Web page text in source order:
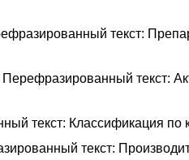
текст:
Перефразированный текст:
текст: Классификация по
текст: